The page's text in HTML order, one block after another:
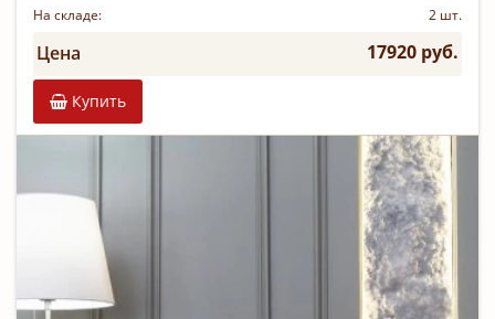
На складе:
2 шт.
Цена 17920 руб.
Купить